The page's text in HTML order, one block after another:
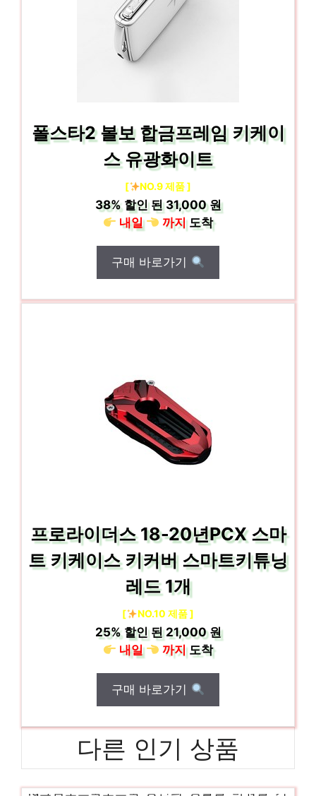
폴스타2 볼보 합금프레임 키케이
스 유광화이트
[ NO.9 제품 ]
38%할인 된31,000 원
내일
까지도착
구매 바로가기
프로라이더스 18-20년PCX 스마
트 키케이스 키커버 스마트키튜닝
레드 1개
[ NO.10 제품 ]
25%할인 된21,000 원
내일
까지도착
구매 바로가기
다른 인기 상품
lg그램노트북노트북 당신의 생활을 바꿔줄 기